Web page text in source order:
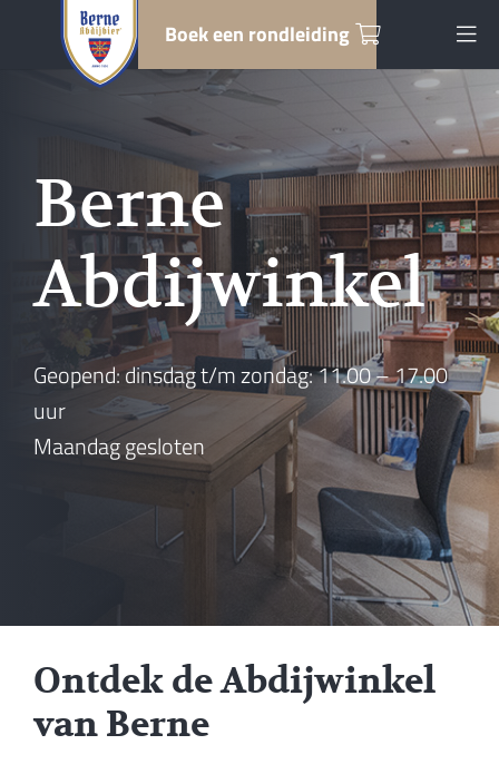
Boek een rondleiding
Berne
Abdijwinkel
Geopend: dinsdag t/m zondag: 11.00 – 17.00
uur
Maandag gesloten
Ontdek de Abdijwinkel
van Berne